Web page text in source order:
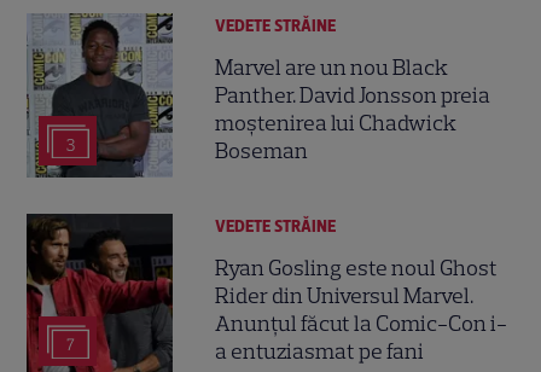
3
VEDETE STRĂINE
Marvel are un nou Black
Panther. David Jonsson preia
moștenirea lui Chadwick
Boseman
7
VEDETE STRĂINE
Ryan Gosling este noul Ghost
Rider din Universul Marvel.
Anunțul făcut la Comic-Con i-
a entuziasmat pe fani